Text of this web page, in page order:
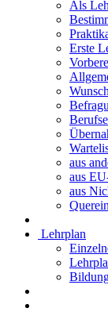
Als
Erste
aus
aus
aus
Lehrplan